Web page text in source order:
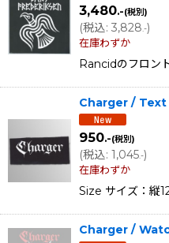
3,480.-(税別)
(税込: 3,828 .-)
在庫わずか
Rancidのフロン
Charger / Text
950.-(税別)
(税込: 1,045.-)
在庫わずか
Size サイズ：縦
Charger /